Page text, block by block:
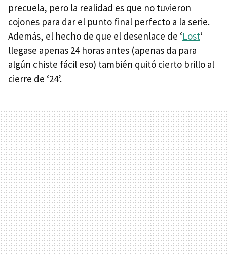
precuela, pero la realidad es que no tuvieron
cojones para dar el punto final perfecto a la serie.
Además, el hecho de que el desenlace de ‘Lost‘
llegase apenas 24 horas antes (apenas da para
algún chiste fácil eso) también quitó cierto brillo al
cierre de ‘24’.